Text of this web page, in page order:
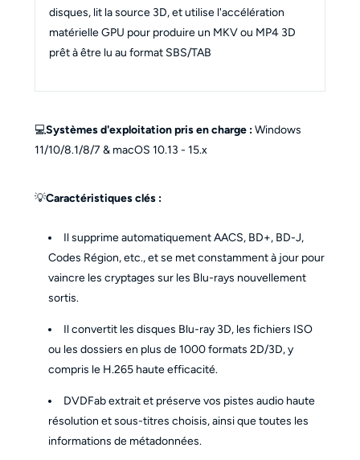
disques, lit la source 3D, et utilise l'accélération
matérielle GPU pour produire un MKV ou MP4 3D
prêt à être lu au format SBS/TAB
💻Systèmes d'exploitation pris en charge :Windows
11/10/8.1/8/7 & macOS 10.13 - 15.x
💡Caractéristiques clés :
Il supprime automatiquement AACS, BD+, BD-J,
Codes Région, etc., et se met constamment à jour pour
vaincre les cryptages sur les Blu-rays nouvellement
sortis.
Il convertit les disques Blu-ray 3D, les fichiers ISO
ou les dossiers en plus de 1000 formats 2D/3D, y
compris le H.265 haute efficacité.
DVDFab extrait et préserve vos pistes audio haute
résolution et sous-titres choisis, ainsi que toutes les
informations de métadonnées.